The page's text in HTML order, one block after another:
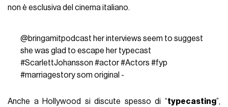
non è esclusiva del cinema italiano.
@bringamitpodcast her interviews seem to suggest
she was glad to escape her typecast
#ScarlettJohansson #actor#Actors #fyp
#marriagestorysom original -
Anche a Hollywood si discute spesso di “typecasting”,